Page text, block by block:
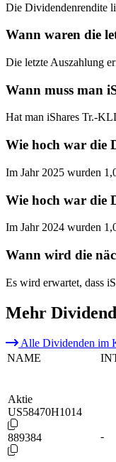
Die Dividendenrendite
Wann waren die
Die letzte Auszahlung
Wann muss man
Hat man iShares Tr.-
Wie hoch war die
Im Jahr 2025 wurden
Wie hoch war die
Im Jahr 2024 wurden
Wann wird die
Es wird erwartet, dass
Mehr
Alle Dividenden im
NAME
Aktie
US58470H1014
889384 -